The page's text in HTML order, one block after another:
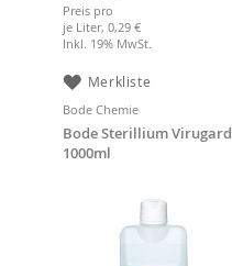
Preis pro
je Liter, 0,29 €
Inkl. 19% MwSt.
Merkliste
Bode Chemie
Bode Sterillium Virugard
1000ml